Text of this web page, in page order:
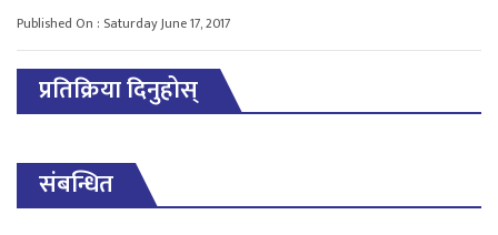
Published On : Saturday June 17, 2017
प्रतिक्रिया दिनुहोस्
संबन्धित